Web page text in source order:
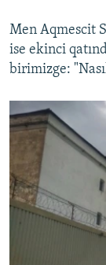
Men Aqmescit
ise ekinci
birimizge: